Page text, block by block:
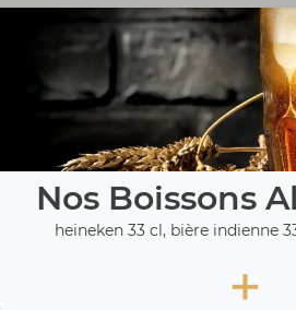
Nos Boissons
heineken 33 cl, bière indienne
+